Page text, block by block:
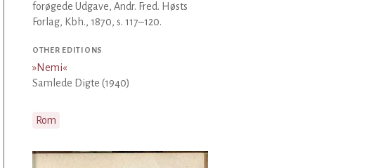
forøgede Udgave, Andr. Fred. Høsts
Forlag, Kbh., 1870, s. 117–120.
OTHER EDITIONS
»Nemi«
Samlede Digte (1940)
Rom